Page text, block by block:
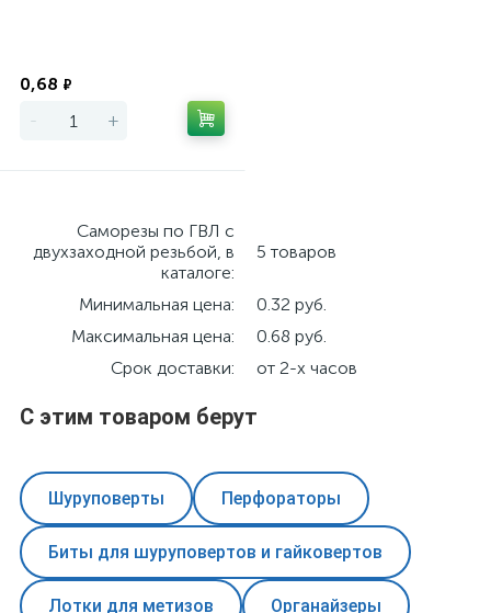
0,68 ₽
- +
Саморезы по ГВЛ с
двухзаходной резьбой, в
каталоге:
5 товаров
Минимальная цена:
0.32 руб.
Максимальная цена:
0.68 руб.
Срок доставки:
от 2-х часов
С этим товаром берут
Шуруповерты Перфораторы
Биты для шуруповертов и гайковертов
Лотки для метизов Органайзеры